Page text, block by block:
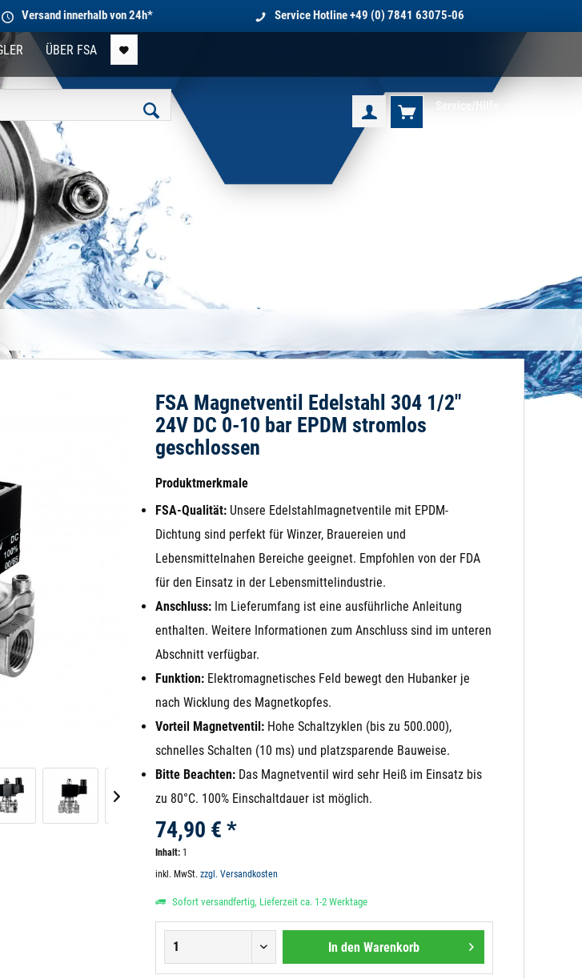
Versand innerhalb von 24h* Service Hotline+49 (0) 7841 63075-06
ÜBER FSA
Service/Hilfe
FSA Magnetventil Edelstahl 304 1/2"
24V DC 0-10 bar EPDM stromlos
geschlossen
Produktmerkmale
FSA-Qualität:Unsere Edelstahlmagnetventile mit EPDM-
Dichtung sind perfekt für Winzer, Brauereien und
Lebensmittelnahen Bereiche geeignet. Empfohlen von der FDA
für den Einsatz in der Lebensmittelindustrie.
Anschluss:Im Lieferumfang ist eine ausführliche Anleitung
enthalten. Weitere Informationen zum Anschluss sind im unteren
Abschnitt verfügbar.
Funktion:Elektromagnetisches Feld bewegt den Hubanker je
nach Wicklung des Magnetkopfes.
Vorteil Magnetventil:Hohe Schaltzyklen (bis zu 500.000),
schnelles Schalten (10 ms) und platzsparende Bauweise.
Bitte Beachten:Das Magnetventil wird sehr Heiß im Einsatz bis
zu 80°C. 100% Einschaltdauer ist möglich.
74,90 € *
Inhalt: 1
inkl. MwSt. zzgl. Versandkosten
Sofort versandfertig, Lieferzeit ca. 1-2 Werktage
In den Warenkorb